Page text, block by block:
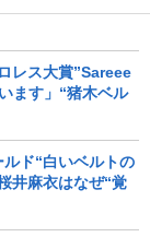
レス大賞”Sareee
ます」“猪木ベル
ルド“白いベルトの
井麻衣はなぜ“覚